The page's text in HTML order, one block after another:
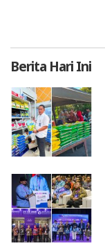
Berita Hari Ini